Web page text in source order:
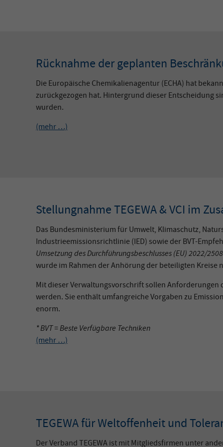
Rücknahme der geplanten
Die Europäische Chemikalienagentur (ECHA) hat
zurückgezogen hat. Hintergrund dieser Entscheidung
wurden.
(mehr …)
Stellungnahme TEGEWA & VCI im
Das Bundesministerium für Umwelt, Klimaschutz,
Industrieemissionsrichtlinie (IED) sowie der BVT-
Umsetzung des Durchführungsbeschlusses (EU) 2022/
wurde im Rahmen der Anhörung der beteiligten Kreise
Mit dieser Verwaltungsvorschrift sollen Anforderungen
werden. Sie enthält umfangreiche Vorgaben zu
enorm.
* BVT = Beste Verfügbare Techniken
(mehr …)
TEGEWA für Weltoffenheit und
Der Verband TEGEWA ist mit Mitgliedsfirmen unter